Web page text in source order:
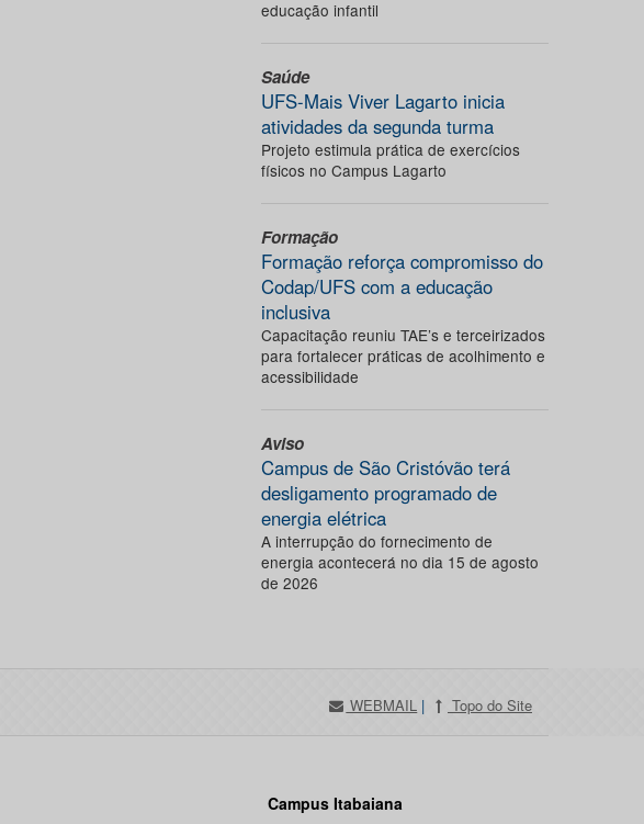
educação infantil
Saúde
UFS-Mais Viver Lagarto inicia
atividades da segunda turma
Projeto estimula prática de exercícios
físicos no Campus Lagarto
Formação
Formação reforça compromisso do
Codap/UFS com a educação
inclusiva
Capacitação reuniu TAE’s e terceirizados
para fortalecer práticas de acolhimento e
acessibilidade
Aviso
Campus de São Cristóvão terá
desligamento programado de
energia elétrica
A interrupção do fornecimento de
energia acontecerá no dia 15 de agosto
de 2026
WEBMAIL | Topo do Site
Campus Itabaiana